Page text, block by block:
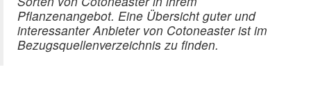
Pflanzenangebot. Eine Übersicht guter und
interessanter Anbieter von Cotoneaster ist im
Bezugsquellenverzeichnis zu finden.